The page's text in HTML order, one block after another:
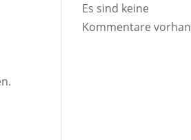
Es sind keine
Kommentare